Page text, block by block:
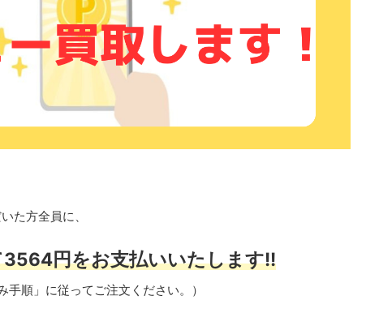
た方全員に、
円をお支払いいたします!!
手順」に従ってご注文ください。）